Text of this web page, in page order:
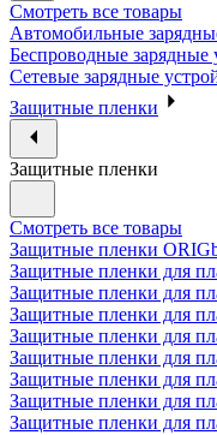
Смотреть все товары
Автомобильные
Беспроводные зарядные
Сетевые зарядные
Защитные пленки
Защитные пленки
Смотреть все товары
Защитные пленки
Защитные пленки для
Защитные пленки для
Защитные пленки для
Защитные пленки для
Защитные пленки для
Защитные пленки для
Защитные пленки для
Защитные пленки для